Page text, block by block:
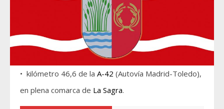
• kilómetro 46,6 de la A-42 (Autovía Madrid-Toledo),
en plena comarca de La Sagra.